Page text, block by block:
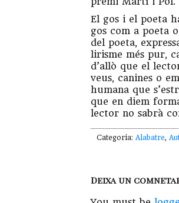
El gos i el poeta
gos com a poeta
del poeta,
lirisme més pur,
d’allò que el
veus, canines o
humana que
que en diem
lector no sabrà
Categoria:Alabatre,
Deixa un